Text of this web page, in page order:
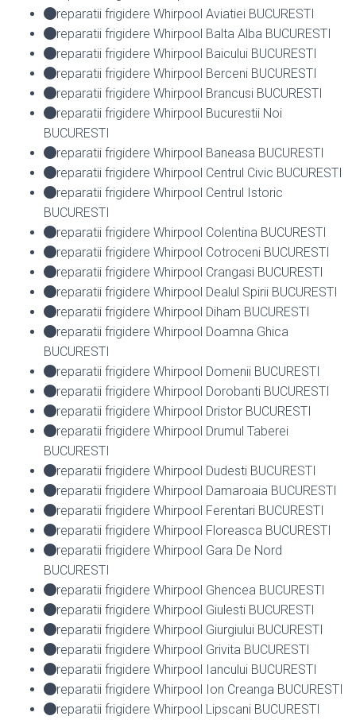
reparatii frigidere Whirpool Aviatiei BUCURESTI
reparatii frigidere Whirpool Balta Alba BUCURESTI
reparatii frigidere Whirpool Baicului BUCURESTI
reparatii frigidere Whirpool Berceni BUCURESTI
reparatii frigidere Whirpool Brancusi BUCURESTI
reparatii frigidere Whirpool Bucurestii Noi
BUCURESTI
reparatii frigidere Whirpool Baneasa BUCURESTI
reparatii frigidere Whirpool Centrul Civic BUCURESTI
reparatii frigidere Whirpool Centrul Istoric
BUCURESTI
reparatii frigidere Whirpool Colentina BUCURESTI
reparatii frigidere Whirpool Cotroceni BUCURESTI
reparatii frigidere Whirpool Crangasi BUCURESTI
reparatii frigidere Whirpool Dealul Spirii BUCURESTI
reparatii frigidere Whirpool Diham BUCURESTI
reparatii frigidere Whirpool Doamna Ghica
BUCURESTI
reparatii frigidere Whirpool Domenii BUCURESTI
reparatii frigidere Whirpool Dorobanti BUCURESTI
reparatii frigidere Whirpool Dristor BUCURESTI
reparatii frigidere Whirpool Drumul Taberei
BUCURESTI
reparatii frigidere Whirpool Dudesti BUCURESTI
reparatii frigidere Whirpool Damaroaia BUCURESTI
reparatii frigidere Whirpool Ferentari BUCURESTI
reparatii frigidere Whirpool Floreasca BUCURESTI
reparatii frigidere Whirpool Gara De Nord
BUCURESTI
reparatii frigidere Whirpool Ghencea BUCURESTI
reparatii frigidere Whirpool Giulesti BUCURESTI
reparatii frigidere Whirpool Giurgiului BUCURESTI
reparatii frigidere Whirpool Grivita BUCURESTI
reparatii frigidere Whirpool Iancului BUCURESTI
reparatii frigidere Whirpool Ion Creanga BUCURESTI
reparatii frigidere Whirpool Lipscani BUCURESTI